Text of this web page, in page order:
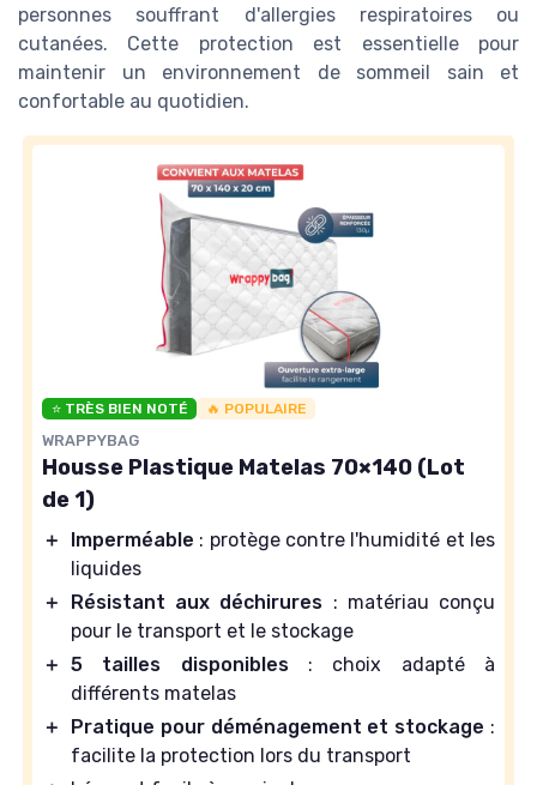
personnes souffrant d'allergies respiratoires ou
cutanées. Cette protection est essentielle pour
maintenir un environnement de sommeil sain et
confortable au quotidien.
⭐ TRÈS BIEN NOTÉ 🔥 POPULAIRE
WRAPPYBAG
Housse Plastique Matelas 70×140 (Lot
de 1)
＋ Imperméable : protège contre l'humidité et les
liquides
＋
Résistant aux déchirures : matériau conçu
pour le transport et le stockage
＋ 5 tailles disponibles: choix adapté à
différents matelas
＋
Pratique pour déménagement et stockage :
facilite la protection lors du transport